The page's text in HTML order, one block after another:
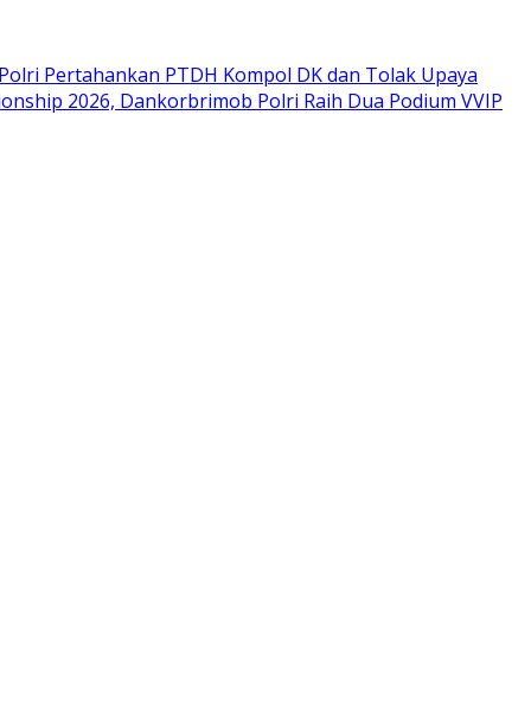
Pertahankan PTDH Kompol DK dan Tolak Upaya
2026, Dankorbrimob Polri Raih Dua Podium VVIP